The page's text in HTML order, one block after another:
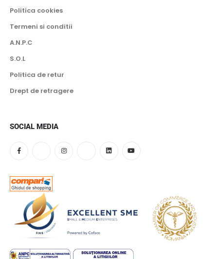
Politica cookies
Termeni si conditii
A.N.P.C
S.O.L
Politica de retur
Drept de retragere
SOCIAL MEDIA